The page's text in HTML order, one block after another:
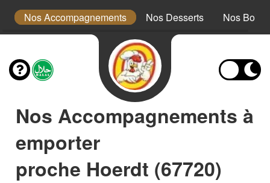
Nos Accompagnements Nos Desserts Nos
Nos Accompagnements à
emporter
proche Hoerdt (67720)